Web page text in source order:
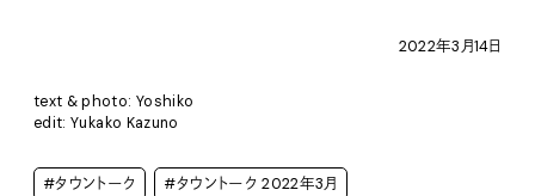
2022年3月14日
text & photo: Yoshiko
edit: Yukako Kazuno
#タウントーク #タウントーク 2022年3月